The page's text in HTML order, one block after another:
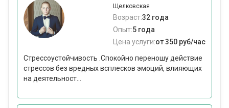
Щелковская
Возраст:32 года
Опыт:5 года
Цена услуги:от 350 руб/час
Стрессоустойчивость .Спокойно переношу действие
стрессов без вредных всплесков эмоций, влияющих
на деятельност...